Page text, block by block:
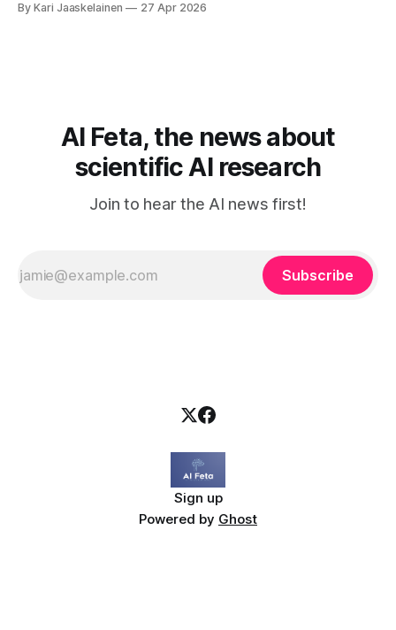
tottelee sinua sokeasti. Useammin huomaat itse
By Kari Jaaskelainen 27 Apr 2026
AI Feta, the news about
scientific AI research
Join to hear the AI news first!
Subscribe
Sign up
Powered by Ghost